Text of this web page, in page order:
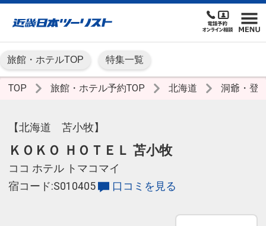
旅館・ホテルTOP 特集一覧
TOP 旅館・ホテル予約TOP 北海道 洞爺・登
【北海道 苫小牧】
ＫＯＫＯ ＨＯＴＥＬ 苫小牧
ココ ホテル トマコマイ
宿コード:S010405
口コミを見る